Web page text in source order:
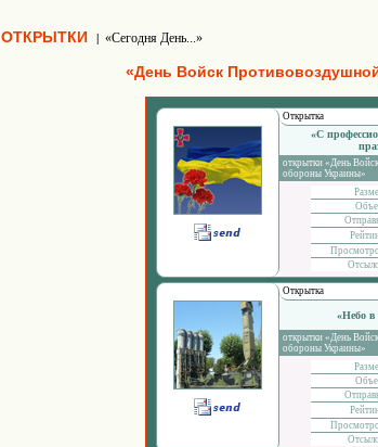
ОТКРЫТКИ | «Сегодня День...»
«День Войск
Открытка
«С
открытки «День
обороны Украины»
Открытка
«Небо в
открытки «День
обороны Украины»